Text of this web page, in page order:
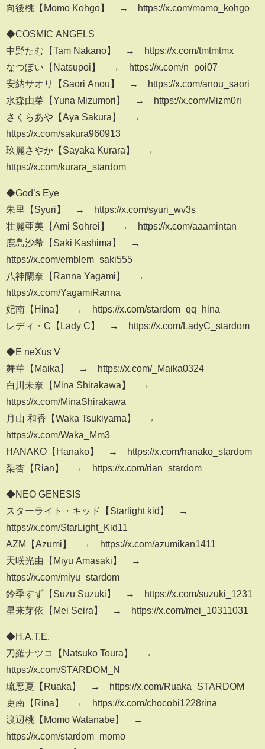
向後桃【Momo Kohgo】 → https://x.com/momo_kohgo
◆COSMIC ANGELS
中野たむ【Tam Nakano】 → https://x.com/tmtmtmx
なつぽい【Natsupoi】 → https://x.com/n_poi07
安納サオリ【Saori Anou】 → https://x.com/anou_saori
水森由菜【Yuna Mizumori】 → https://x.com/Mizm0ri
さくらあや【Aya Sakura】 →
https://x.com/sakura960913
玖麗さやか【Sayaka Kurara】 →
https://x.com/kurara_stardom
◆God’s Eye
朱里【Syuri】 → https://x.com/syuri_wv3s
壮麗亜美【Ami Sohrei】 → https://x.com/aaamintan
鹿島沙希【Saki Kashima】 →
https://x.com/emblem_saki555
八神蘭奈【Ranna Yagami】 →
https://x.com/YagamiRanna
妃南【Hina】 → https://x.com/stardom_qq_hina
レディ・C【Lady C】 → https://x.com/LadyC_stardom
◆E neXus V
舞華【Maika】 → https://x.com/_Maika0324
白川未奈【Mina Shirakawa】 →
https://x.com/MinaShirakawa
月山 和香【Waka Tsukiyama】 →
https://x.com/Waka_Mm3
HANAKO【Hanako】 → https://x.com/hanako_stardom
梨杏【Rian】 → https://x.com/rian_stardom
◆NEO GENESIS
スターライト・キッド【Starlight kid】 →
https://x.com/StarLight_Kid11
AZM【Azumi】 → https://x.com/azumikan1411
天咲光由【Miyu Amasaki】 →
https://x.com/miyu_stardom
鈴季すず【Suzu Suzuki】 → https://x.com/suzuki_1231
星来芽依【Mei Seira】 → https://x.com/mei_10311031
◆H.A.T.E.
刀羅ナツコ【Natsuko Toura】 →
https://x.com/STARDOM_N
琉悪夏【Ruaka】 → https://x.com/Ruaka_STARDOM
吏南【Rina】 → https://x.com/chocobi1228rina
渡辺桃【Momo Watanabe】 →
https://x.com/stardom_momo